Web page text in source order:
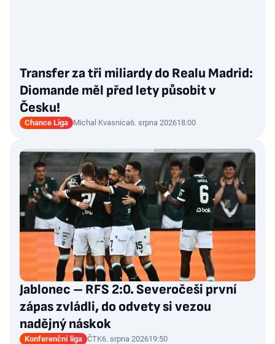
Transfer za tři miliardy do Realu Madrid:
Diomande měl před lety působit v
Česku!
Chance Liga Michal Kvasnica6. srpna 202618:00
Jablonec – RFS 2:0. Severočeši první
zápas zvládli, do odvety si vezou
nadějný náskok
Konferenční liga ČTK6. srpna 202619:50